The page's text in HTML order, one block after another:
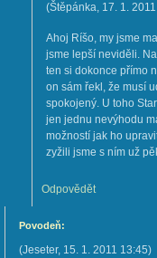
(Štěpánka, 17. 1. 2011
Ahoj Ríšo, my jsme
jsme lepší neviděli.
ten si dokonce přímo
on sám řekl, že musí
spokojený. U toho
jen jednu nevýhodu
možností jak ho
zyžili jsme s ním už
Odpovědět
Povodeň:
(Jeseter, 15. 1. 2011 13:45)